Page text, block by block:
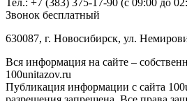
Звонок бесплатный
630087, г. Новосибирск, ул.
Вся информация на сайте –
100unitazov.ru
Публикация информации с сайта